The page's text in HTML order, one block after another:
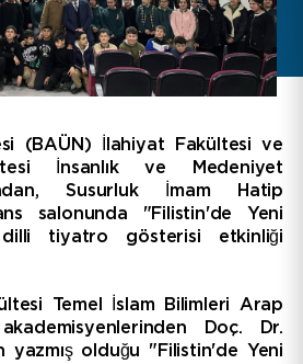
(BAÜN) İlahiyat Fakültesi ve
İnsanlık ve Medeniyet
Susurluk İmam Hatip
salonunda "Filistin'de Yeni
tiyatro gösterisi etkinliği
Temel İslam Bilimleri Arap
Doç. Dr.
yazmış olduğu "Filistin'de Yeni